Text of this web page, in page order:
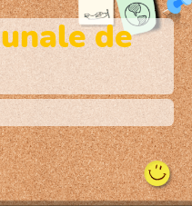
de